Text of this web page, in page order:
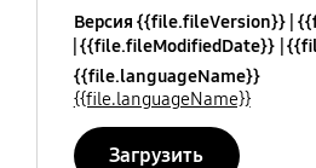
Версия {{file.fileVersion}}
{{file.fileModifiedDate}}
{{file.languageName}}
{{file.languageName}}
Загрузить